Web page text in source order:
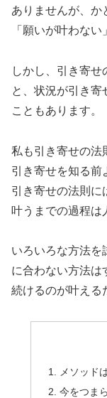
ありませんが、か
「願いが叶わな
しかし、引き寄せ
と、状況が引き寄
こともあります。
私も引き寄せの法
引き寄せを知る前
引き寄せの法則に
叶うまでの過程は
いろいろな方法を
に合わない方法は
続けるのが叶える
メソッド
今をつま